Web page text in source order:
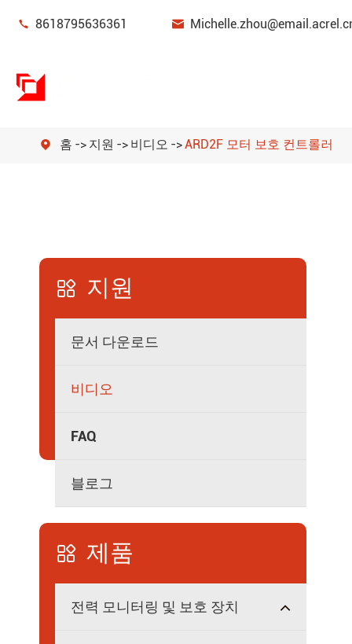
 8618795636361 
스마트 게이트웨이
새로운 에너지 전력 미터
전력 품질 필터
 홈 지원 비디오 ARD2F 모터 보호 컨트롤러
 지원
문서 다운로드
비디오
FAQ
블로그
 제품
전력 모니터링 및 보호 장치